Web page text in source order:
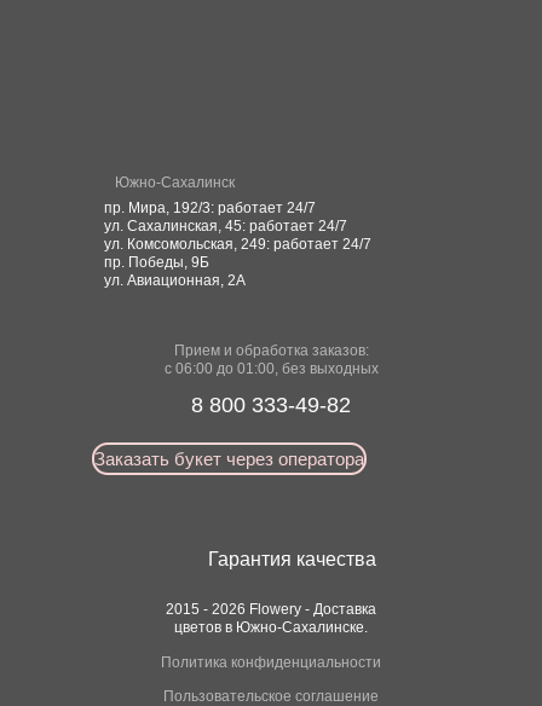
пр. Мира, 192/3: работает 24/7
ул. Сахалинская, 45: работает 24/7
ул. Комсомольская, 249: работает 24/7
пр. Победы, 9Б
ул. Авиационная, 2А
Заказать букет через оператора
8 800 333-49-82
Прием и обработка заказов:
с 06:00 до 01:00, без выходных
Южно-Сахалинск
2015 - 2026 Flowery - Доставка
цветов в Южно-Сахалинске.
Политика конфиденциальности
Пользовательское соглашение
Гарантия качества